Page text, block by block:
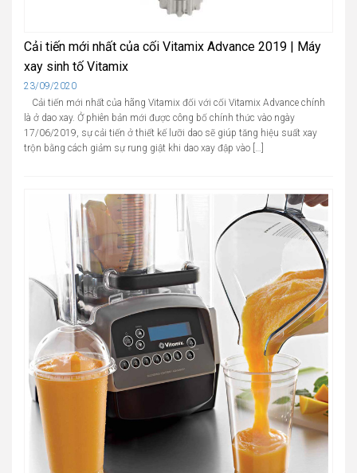
Cải tiến mới nhất của cối Vitamix Advance 2019 | Máy
xay sinh tố Vitamix
Cập
nhật
23/09/2020
Cải tiến mới nhất của hãng Vitamix đối với cối Vitamix Advance chính
là ở dao xay. Ở phiên bản mới được công bố chính thức vào ngày
17/06/2019, sự cải tiến ở thiết kế lưỡi dao sẽ giúp tăng hiệu suất xay
trộn bằng cách giảm sự rung giật khi dao xay đập vào […]